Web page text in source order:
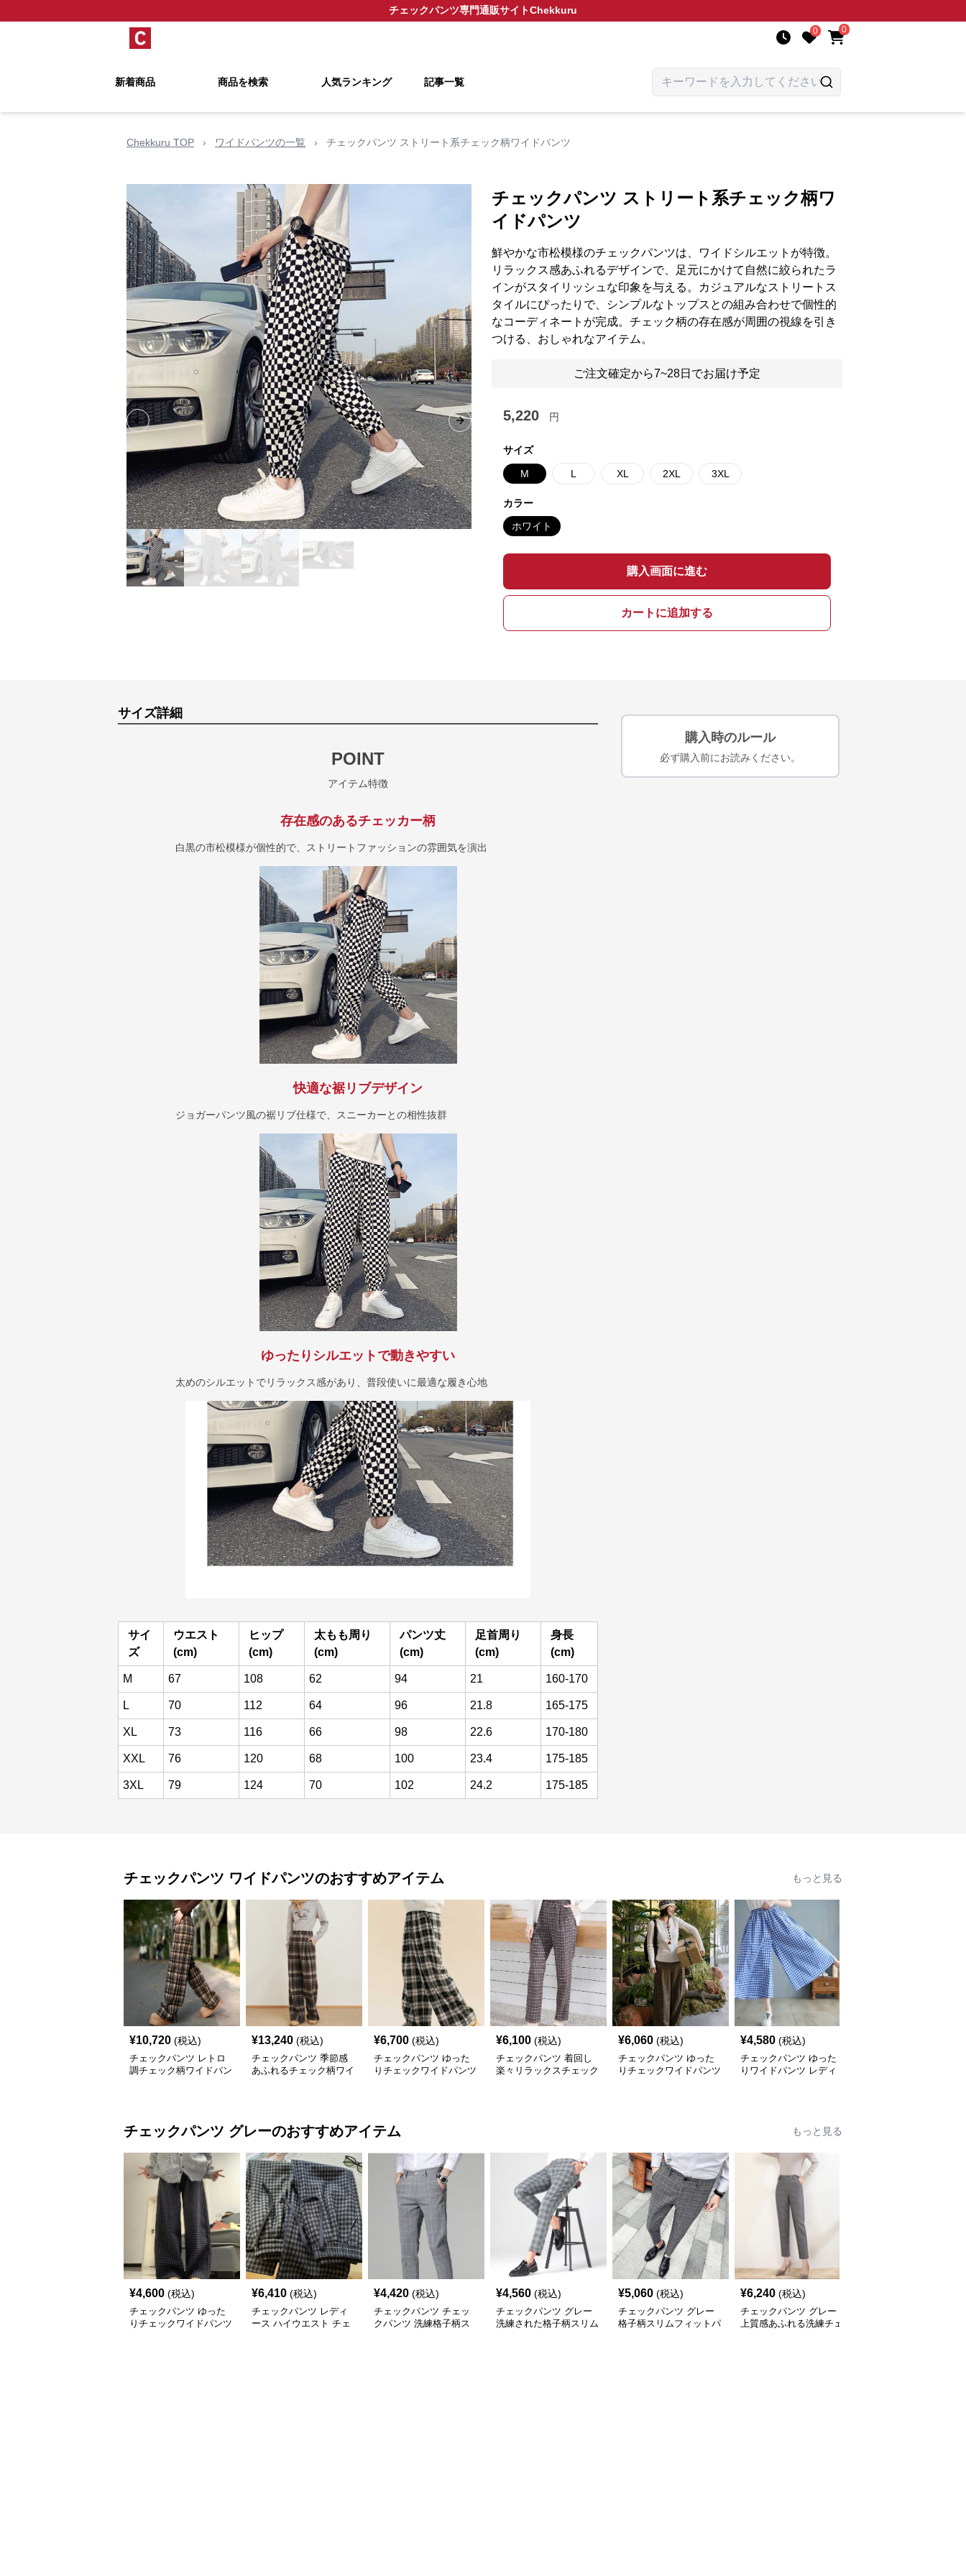
チェックパンツ専門通販サイトChekkuru
0 0
新着商品 商品を検索 人気ランキング 記事一覧
Chekkuru TOP › ワイドパンツの一覧 › チェックパンツ ストリート系チェック柄ワイドパンツ
Previous slide Next slide
チェックパンツ ストリート系チェック柄ワ
イドパンツ
鮮やかな市松模様のチェックパンツは、ワイドシルエットが特徴。
リラックス感あふれるデザインで、足元にかけて自然に絞られたラ
インがスタイリッシュな印象を与える。カジュアルなストリートス
タイルにぴったりで、シンプルなトップスとの組み合わせで個性的
なコーディネートが完成。チェック柄の存在感が周囲の視線を引き
つける、おしゃれなアイテム。
ご注文確定から7~28日でお届け予定
5,220 円
サイズ
M L XL 2XL 3XL
カラー
ホワイト
購入画面に進む
カートに追加する
サイズ詳細
POINT
アイテム特徴
存在感のあるチェッカー柄
白黒の市松模様が個性的で、ストリートファッションの雰囲気を演出
快適な裾リブデザイン
ジョガーパンツ風の裾リブ仕様で、スニーカーとの相性抜群
ゆったりシルエットで動きやすい
太めのシルエットでリラックス感があり、普段使いに最適な履き心地
サイ
ズ
ウエスト
(cm)
ヒップ
(cm)
太もも周り
(cm)
パンツ丈
(cm)
足首周り
(cm)
身長
(cm)
M 67 108 62 94 21 160-170
L 70 112 64 96 21.8 165-175
XL 73 116 66 98 22.6 170-180
XXL 76 120 68 100 23.4 175-185
3XL 79 124 70 102 24.2 175-185
購入時のルール
必ず購入前にお読みください。
チェックパンツ ワイドパンツのおすすめアイテム もっと見る
¥10,720 (税込)
チェックパンツ レトロ
調チェック柄ワイドパン
¥13,240 (税込)
チェックパンツ 季節感
あふれるチェック柄ワイ
¥6,700 (税込)
チェックパンツ ゆった
りチェックワイドパンツ
¥6,100 (税込)
チェックパンツ 着回し
楽々リラックスチェック
¥6,060 (税込)
チェックパンツ ゆった
りチェックワイドパンツ
¥4,580 (税込)
チェックパンツ ゆった
りワイドパンツ レディ
チェックパンツ グレーのおすすめアイテム もっと見る
¥4,600 (税込)
チェックパンツ ゆった
りチェックワイドパンツ
¥6,410 (税込)
チェックパンツ レディ
ース ハイウエスト チェ
¥4,420 (税込)
チェックパンツ チェッ
クパンツ 洗練格子柄ス
¥4,560 (税込)
チェックパンツ グレー
洗練された格子柄スリム
¥5,060 (税込)
チェックパンツ グレー
格子柄スリムフィットパ
¥6,240 (税込)
チェックパンツ グレー
上質感あふれる洗練チェ